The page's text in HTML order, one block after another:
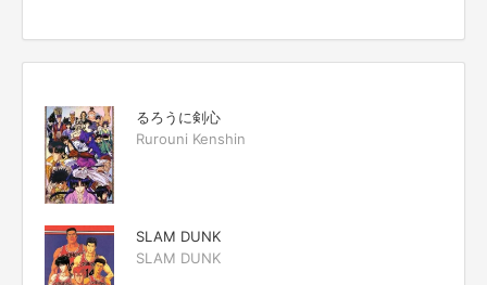
るろうに剣心
Rurouni Kenshin
SLAM DUNK
SLAM DUNK